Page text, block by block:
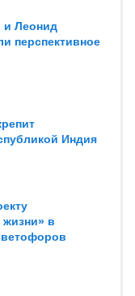
и Леонид
перспективное
Индия
жизни» в